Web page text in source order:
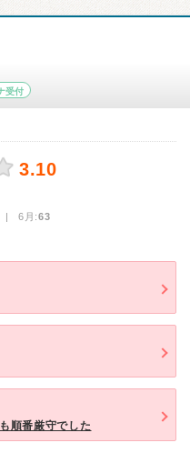
受付
3.10
| 6月:63
順番厳守でした